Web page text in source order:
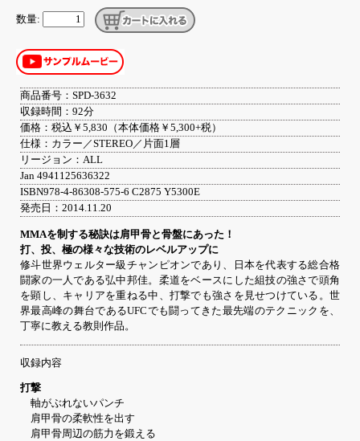
数量:
商品番号：SPD-3632
収録時間：92分
価格：税込￥5,830（本体価格￥5,300+税）
仕様：カラー／STEREO／片面1層
リージョン：ALL
Jan 4941125636322
ISBN978-4-86308-575-6 C2875 Y5300E
発売日：2014.11.20
MMAを制する秘訣は肩甲骨と骨盤にあった！
打、投、極の様々な技術のレベルアップに
修斗世界ウェルター級チャンピオンであり、日本を代表する総合格
闘家の一人である弘中邦佳。柔道をベースにした組技の強さで頭角
を顕し、キャリアを重ねる中、打撃でも強さを見せつけている。世
界最高峰の舞台であるUFCでも闘ってきた最先端のテクニックを、
丁寧に教える教則作品。
収録内容
打撃
軸がぶれないパンチ
肩甲骨の柔軟性を出す
肩甲骨周辺の筋力を鍛える